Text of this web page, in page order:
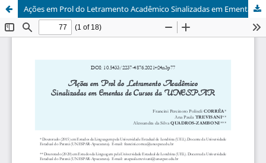
Ações em Prol do Letramento Acadêmico Sinalizadas em Ementas de Cursos da Unespar